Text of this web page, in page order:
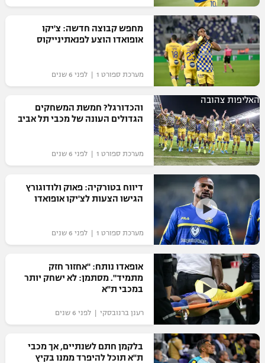
מחפש קבוצה חדשה: צ'יקו
אופואדו הוצע לפנאתינייקוס
מערכת ספורט 1 | לפני 6 שנים
האליפות צהובה
והכדורגל? חמשת המשחקים
הגדולים העונה של מכבי תל אביב
מערכת ספורט 1 | לפני 6 שנים
דיווח בטורקיה: פאוק ולודוגורץ
הגישו הצעות לצ'יקו אופואדו
מערכת ספורט 1 | לפני 6 שנים
אופאדו נותח: "אחזור חזק
מתמיד". מסתמן: לא ישחק יותר
במכבי ת"א
רענן ברנובסקי | לפני 6 שנים
בלקמן חתם לשנתיים, אך מכבי
ת"א תוכל להיפרד ממנו בקיץ